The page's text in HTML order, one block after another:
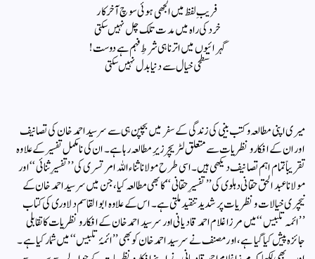
فریبِ لفظ میں الجھی ہوئی سوچ آخرکار
خرد کی راہ میں مدت تلک چل نہیں سکتی
گہرائیوں میں‌ اترنا ‌ہی شرطِ فہم ہے دوست !
سطحی خیال سے دنیا بدل نہیں سکتی
میری اپنی مطالعہ و کتب بینی کی زندگی کے سفر میں بچپن ہی سے سرسید احمد خان کی تصانیف
اور ان کے افکار و نظریات سے متعلق لٹریچر زیرِ مطالعہ رہا ہے۔ ان کی نامکمل تفسیر کے علاوہ
تقریباً تمام اہم تصانیف دیکھی ہیں۔ اسی طرح مولانا ثناء اللہ امرتسری کی ’’تفسیرِ ثنائی‘‘ اور
مولانا عبد الحق حقانی دہلوی کی ’’تفسیرِ حقانی‘‘ کا بھی مطالعہ کیا، جن میں سرسید احمد خان کے
نیچری خیالات و نظریات پر شدید تنقید ملتی ہے۔ اس کے علاوہ ابو القاسم دلاوری کی کتاب
’’ائمہ تلبیس‘‘ میں مرزا غلام احمد قادیانی اور سرسید احمد خان کے افکار و نظریات کا تقابلی
جائزہ پیش کیا گیا ہے، اور مصنف نے سرسید احمد خان کو بھی ’’ائمۂ تلبیس‘‘ میں شمار کیا ہے۔